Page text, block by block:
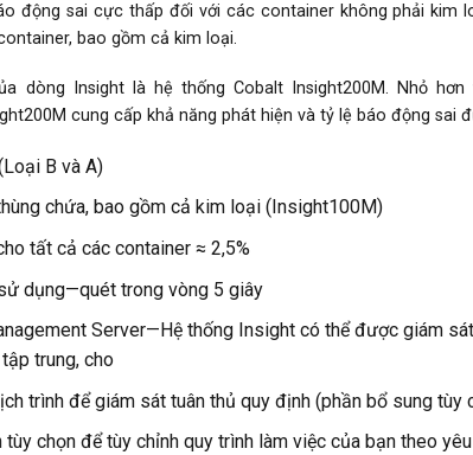
động sai cực thấp đối với các container không phải kim
bao gồm cả kim loại.
dòng Insight là hệ thống Cobalt Insight200M. Nhỏ
cung cấp khả năng phát hiện và tỷ lệ báo động sai
B và A)
chứa, bao gồm cả kim loại (Insight100M)
tất cả các container ≈ 2,5%
dụng—quét trong vòng 5 giây
Server—Hệ thống Insight có thể được giám
trung, cho
trình để giám sát tuân thủ quy định (phần bổ sung tùy
tùy chọn để tùy chỉnh quy trình làm việc của bạn theo